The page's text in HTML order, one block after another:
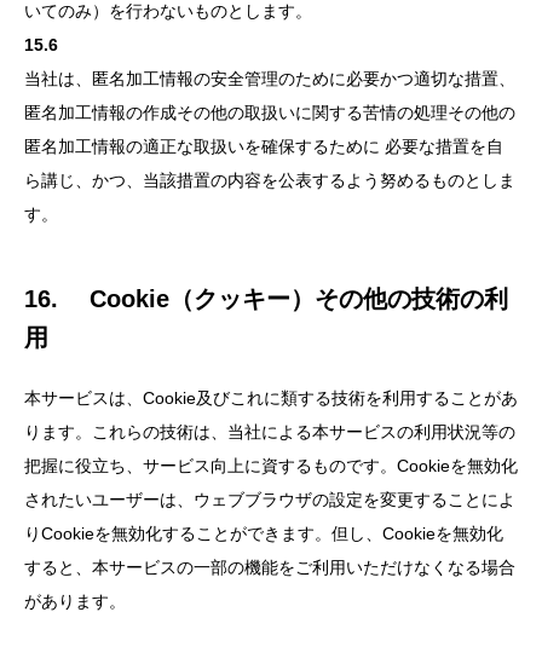
いてのみ）を行わないものとします。
15.6
当社は、匿名加工情報の安全管理のために必要かつ適切な措置、
匿名加工情報の作成その他の取扱いに関する苦情の処理その他の
匿名加工情報の適正な取扱いを確保するために 必要な措置を自
ら講じ、かつ、当該措置の内容を公表するよう努めるものとしま
す。
16. Cookie（クッキー）その他の技術の利
用
本サービスは、Cookie及びこれに類する技術を利用することがあ
ります。これらの技術は、当社による本サービスの利用状況等の
把握に役立ち、サービス向上に資するものです。Cookieを無効化
されたいユーザーは、ウェブブラウザの設定を変更することによ
りCookieを無効化することができます。但し、Cookieを無効化
すると、本サービスの一部の機能をご利用いただけなくなる場合
があります。